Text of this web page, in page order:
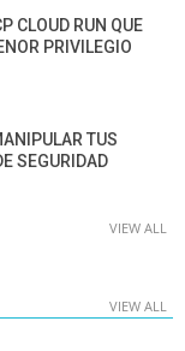
CLOUD RUN QUE
PRIVILEGIO
TUS
SEGURIDAD
VIEW ALL
VIEW ALL